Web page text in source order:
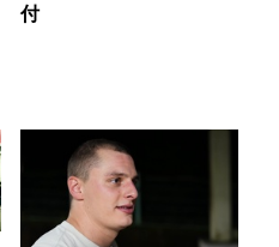
付